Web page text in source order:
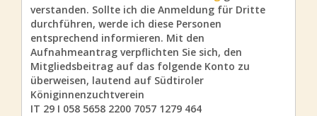
verstanden. Sollte ich die Anmeldung für Dritte
durchführen, werde ich diese Personen
entsprechend informieren. Mit den
Aufnahmeantrag verpflichten Sie sich, den
Mitgliedsbeitrag auf das folgende Konto zu
überweisen, lautend auf Südtiroler
Königinnenzuchtverein
IT 29 I 058 5658 2200 7057 1279 464